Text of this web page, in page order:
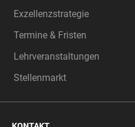
Exzellenzstrategie
Termine & Fristen
Lehrveranstaltungen
Stellenmarkt